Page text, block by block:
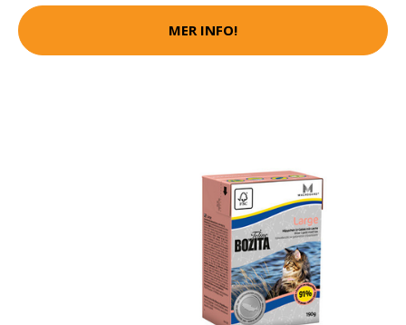
MER INFO!